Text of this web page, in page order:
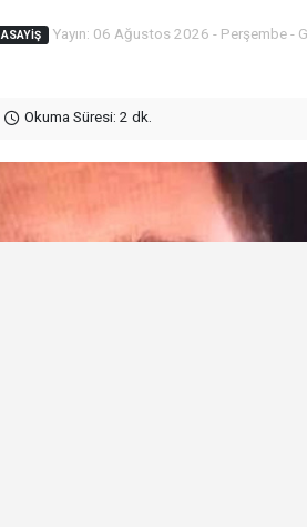
ASAYIŞ Yayın: 06 Ağustos 2026 - Perşembe -
Okuma Süresi: 2 dk.